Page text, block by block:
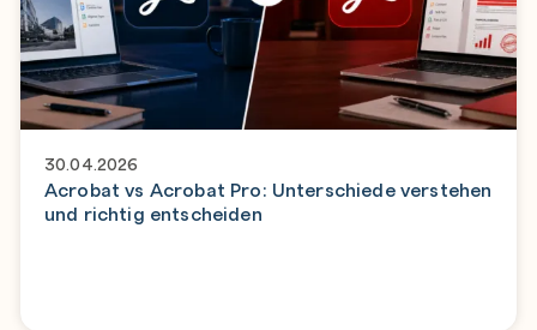
30.04.2026
Acrobat vs Acrobat Pro: Unterschiede verstehen
und richtig entscheiden